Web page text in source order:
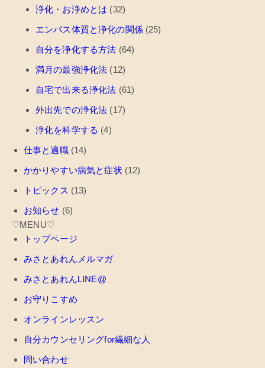
浄化・お浄めとは (32)
エンパス体質と浄化の関係(25)
自分を浄化する方法 (64)
満月の最強浄化法 (12)
自宅で出来る浄化法 (61)
外出先での浄化法 (17)
浄化を科学する (4)
仕事と適職(14)
かかりやすい病気と症状 (12)
トピックス (13)
お知らせ (6)
♡MENU♡
トップページ
みさとあれんメルマガ
みさとあれんLINE@
お守りこすめ
オンラインレッスン
自分カウンセリングfor繊細な人
問い合わせ